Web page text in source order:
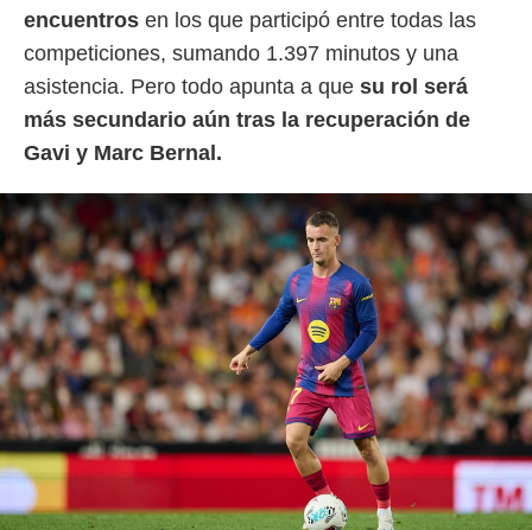
encuentros en los que participó entre todas las
competiciones, sumando 1.397 minutos y una
asistencia. Pero todo apunta a que su rol será
más secundario aún tras la recuperación de
Gavi y Marc Bernal.